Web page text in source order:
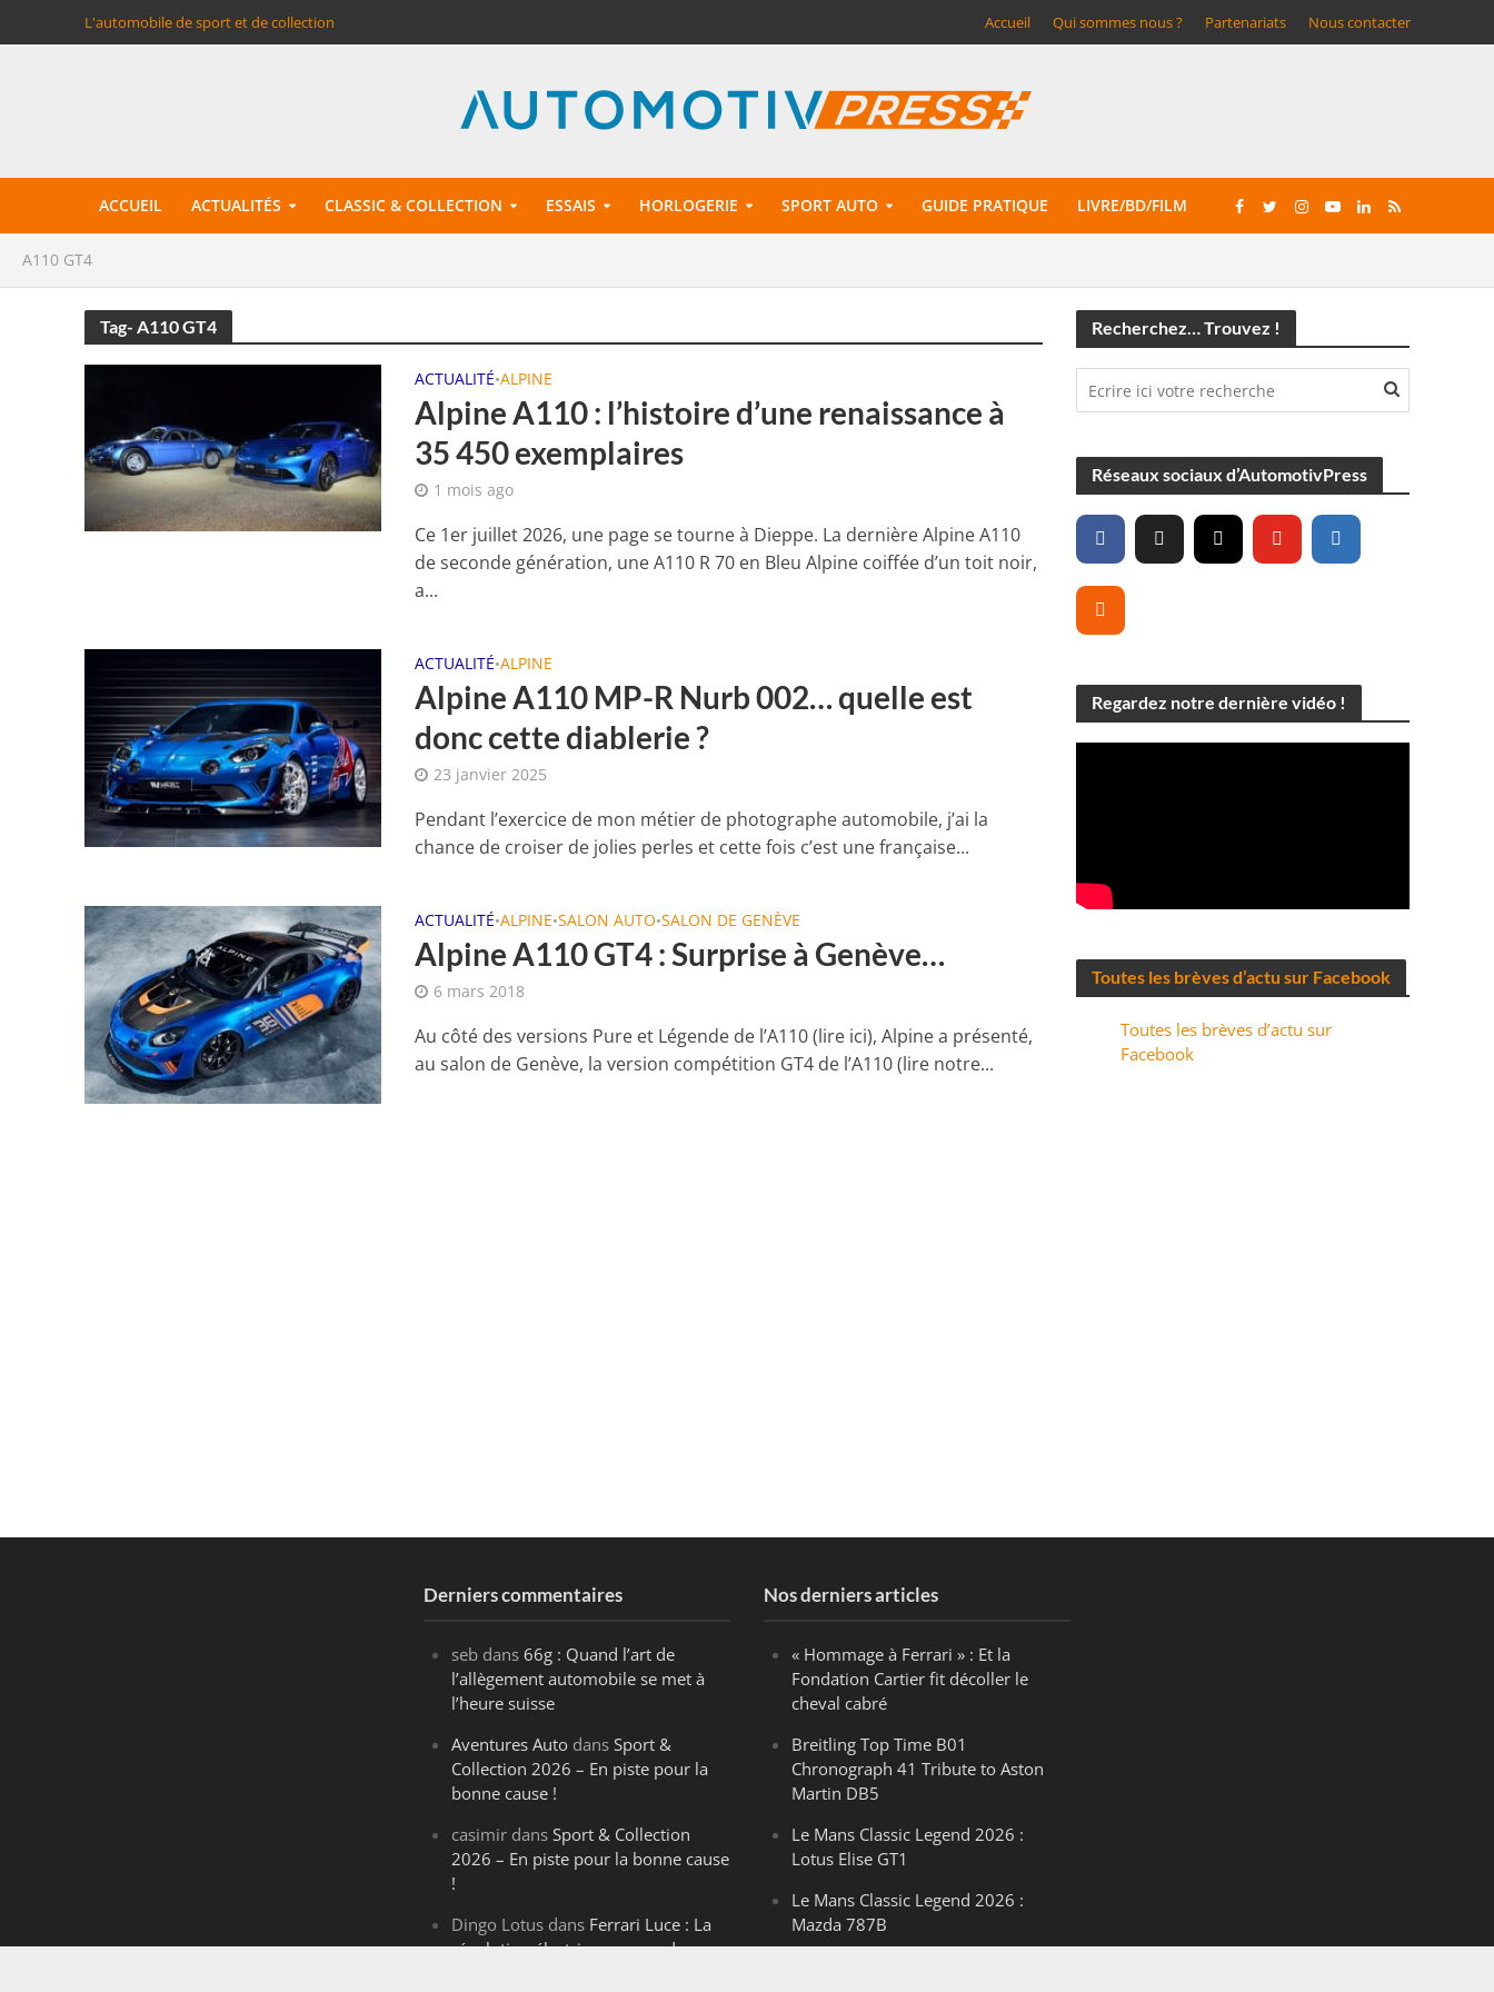
L'automobile de sport et de collection Accueil Qui sommes nous ? Partenariats Nous contacter
ACCUEIL ACTUALITÉS CLASSIC & COLLECTION ESSAIS HORLOGERIE SPORT AUTO GUIDE PRATIQUE LIVRE/BD/FILM
A110 GT4
Tag- A110 GT4
ACTUALITÉ•ALPINE
Alpine A110 : l’histoire d’une renaissance à
35 450 exemplaires
1 mois ago
Ce 1er juillet 2026, une page se tourne à Dieppe. La dernière Alpine A110
de seconde génération, une A110 R 70 en Bleu Alpine coiffée d’un toit noir,
a...
ACTUALITÉ•ALPINE
Alpine A110 MP-R Nurb 002… quelle est
donc cette diablerie ?
23 janvier 2025
Pendant l’exercice de mon métier de photographe automobile, j’ai la
chance de croiser de jolies perles et cette fois c’est une française...
ACTUALITÉ•ALPINE•SALON AUTO•SALON DE GENÈVE
Alpine A110 GT4 : Surprise à Genève…
6 mars 2018
Au côté des versions Pure et Légende de l’A110 (lire ici), Alpine a présenté,
au salon de Genève, la version compétition GT4 de l’A110 (lire notre...
Recherchez… Trouvez !
Réseaux sociaux d’AutomotivPress
Regardez notre dernière vidéo !
Toutes les brèves d’actu sur Facebook
Toutes les brèves d’actu sur
Facebook
Derniers commentaires
seb dans66g : Quand l’art de
l’allègement automobile se met à
l’heure suisse
Aventures Auto dansSport &
Collection 2026 – En piste pour la
bonne cause !
casimir dansSport & Collection
2026 – En piste pour la bonne cause
!
Dingo Lotus dans Ferrari Luce : La
révolution électrique venue de
Nos derniers articles
« Hommage à Ferrari » : Et la
Fondation Cartier fit décoller le
cheval cabré
Breitling Top Time B01
Chronograph 41 Tribute to Aston
Martin DB5
Le Mans Classic Legend 2026 :
Lotus Elise GT1
Le Mans Classic Legend 2026 :
Mazda 787B